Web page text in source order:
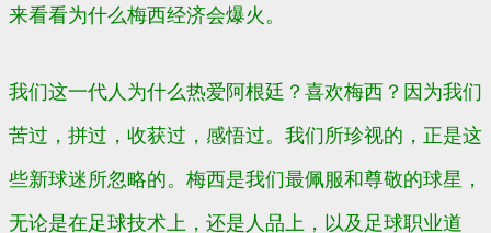
来看看为什么梅西经济会爆火。
我们这一代人为什么热爱阿根廷？ 喜欢梅西？ 因为我们
苦过，拼过，收获过，感悟过。我们所珍视的，正是这
些新球迷所忽略的。梅西是我们最佩服和尊敬的球星，
无论是在足球技术上，还是人品上，以及足球职业道